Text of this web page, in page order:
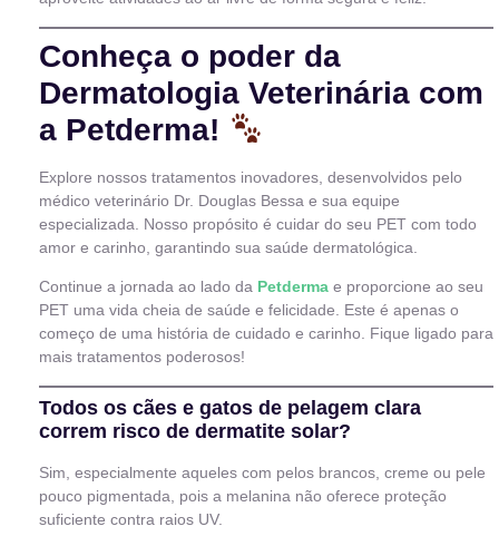
Conheça o poder da
Dermatologia Veterinária com
a Petderma!
Explore nossos tratamentos inovadores, desenvolvidos pelo
médico veterinário Dr. Douglas Bessa e sua equipe
especializada. Nosso propósito é cuidar do seu PET com todo
amor e carinho, garantindo sua saúde dermatológica.
Continue a jornada ao lado da Petderma e proporcione ao seu
PET uma vida cheia de saúde e felicidade. Este é apenas o
começo de uma história de cuidado e carinho. Fique ligado para
mais tratamentos poderosos!
Todos os cães e gatos de pelagem clara
correm risco de dermatite solar?
Sim, especialmente aqueles com pelos brancos, creme ou pele
pouco pigmentada, pois a melanina não oferece proteção
suficiente contra raios UV.